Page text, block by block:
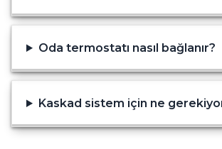
Oda termostatı nasıl bağlanır?
Kaskad sistem için ne